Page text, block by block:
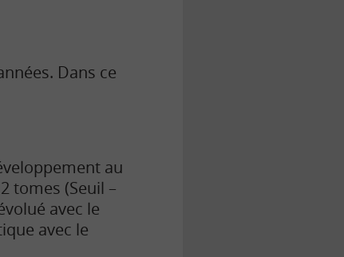
Dans ce
au
tomes (Seuil –
avec le
avec le